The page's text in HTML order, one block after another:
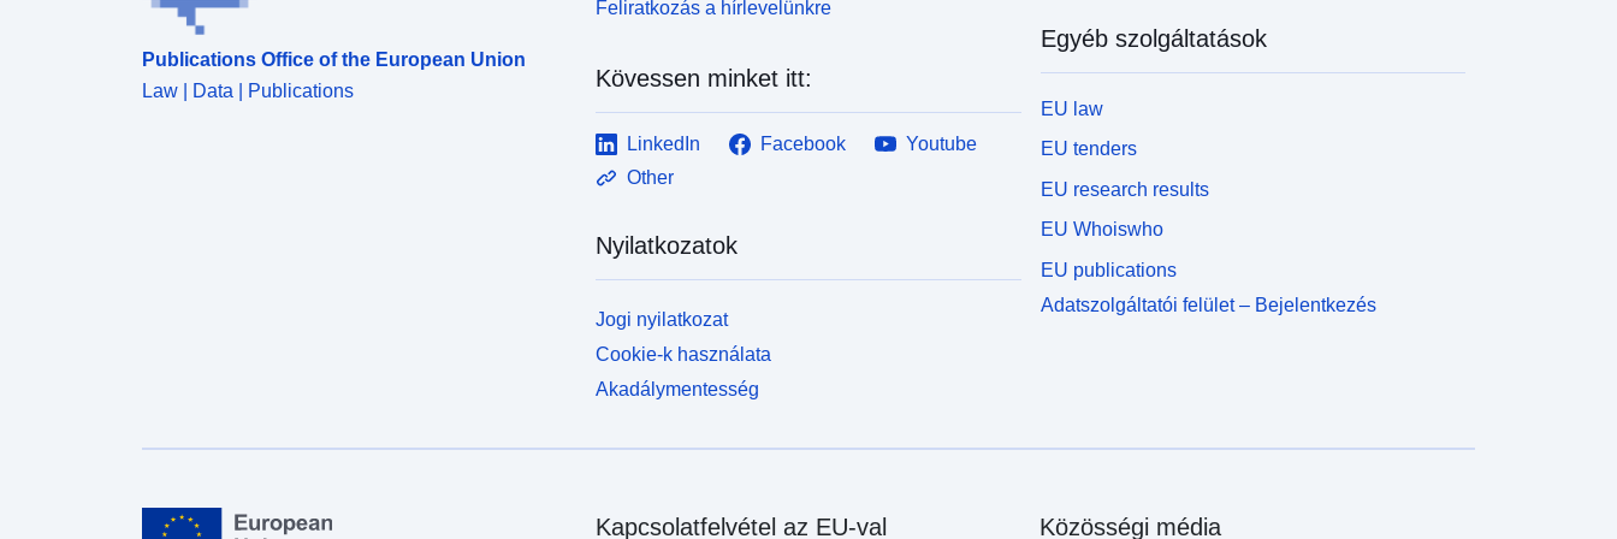
Publications Office of the European Union
Law | Data | Publications
Feliratkozás a hírlevelünkre
Kövessen minket itt:
LinkedIn Facebook
Youtube
Other
Nyilatkozatok
Jogi nyilatkozat
Cookie-k használata
Akadálymentesség
Egyéb szolgáltatások
EU law
EU tenders
EU research results
EU Whoiswho
EU publications
Adatszolgáltatói felület – Bejelentkezés
Kapcsolatfelvétel az EU-val Közösségi média